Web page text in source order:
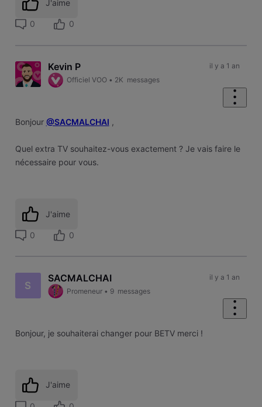
J'aime
0 0
Kevin P
Officiel VOO • 2K messages
il y a 1 an
Bonjour @SACMALCHAI ,
Quel extra TV souhaitez-vous exactement ? Je vais faire le
nécessaire pour vous.
J'aime
0 0
S
SACMALCHAI
Promeneur • 9 messages
il y a 1 an
Bonjour, je souhaiterai changer pour BETV merci !
J'aime